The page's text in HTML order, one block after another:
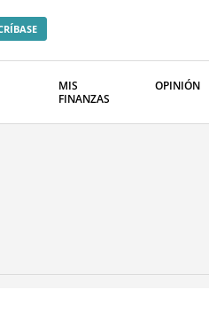
MIS
FINANZAS
OPINIÓN